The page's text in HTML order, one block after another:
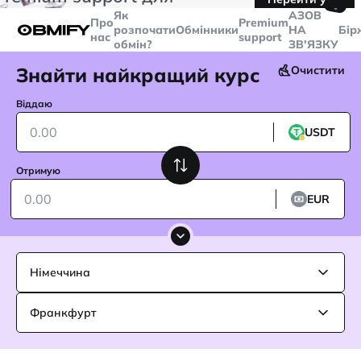
більше
Telegram
Про
нас
Як
розпочати
обмін?
ОбмінникиPremium
support
🤙
AЗОВ
НА
ЗВ'ЯЗКУ
Знайти найкращий курс Очистити
Віддаю
USDT
Отримую
EUR
Німеччина
Франкфурт